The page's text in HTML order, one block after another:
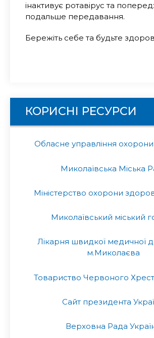
інактивує ротавірус та
подальше передавання.
Бережіть себе та будьте
КОРИСНІ РЕСУРСИ
Обласне управління охорони
Миколаївська Міська
Міністерство охорони
Миколаївський міський
Лікарня швидкої медичної
м.Миколаєва
Товариство Червоного
Сайт президента
Верховна Рада